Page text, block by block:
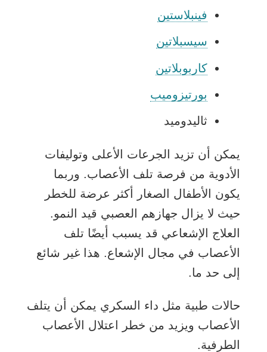
فينبلاستين
سيسبلاتين
كاربوبلاتين
بورتيزوميب
ثاليدوميد
يمكن أن تزيد الجرعات الأعلى وتوليفات
الأدوية من فرصة تلف الأعصاب. وربما
يكون الأطفال الصغار أكثر عرضة للخطر
حيث لا يزال جهازهم العصبي قيد النمو.
العلاج الإشعاعي قد يسبب أيضًا تلف
الأعصاب في مجال الإشعاع. هذا غير شائع
إلى حد ما.
حالات طبية مثل داء السكري يمكن أن يتلف
الأعصاب ويزيد من خطر اعتلال الأعصاب
الطرفية.